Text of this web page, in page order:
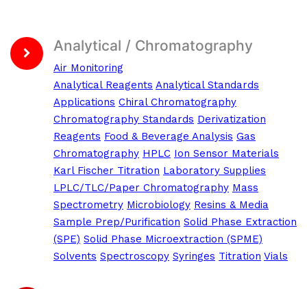
Analytical / Chromatography
Air Monitoring
Analytical Reagents Analytical Standards
Applications Chiral Chromatography
Chromatography Standards Derivatization
Reagents Food & Beverage Analysis Gas
Chromatography HPLC Ion Sensor Materials
Karl Fischer Titration Laboratory Supplies
LPLC/TLC/Paper Chromatography Mass
Spectrometry Microbiology Resins & Media
Sample Prep/Purification Solid Phase Extraction
(SPE) Solid Phase Microextraction (SPME)
Solvents Spectroscopy Syringes Titration Vials